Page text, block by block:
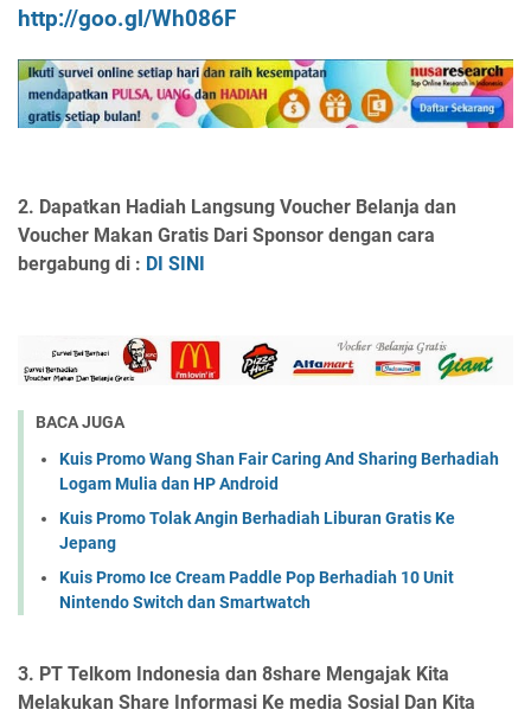
http://goo.gl/Wh086F
2. Dapatkan Hadiah Langsung Voucher Belanja dan
Voucher Makan Gratis Dari Sponsor dengan cara
bergabung di : DI SINI
BACA JUGA
Kuis Promo Wang Shan Fair Caring And Sharing Berhadiah
Logam Mulia dan HP Android
Kuis Promo Tolak Angin Berhadiah Liburan Gratis Ke
Jepang
Kuis Promo Ice Cream Paddle Pop Berhadiah 10 Unit
Nintendo Switch dan Smartwatch
3. PT Telkom Indonesia dan 8share Mengajak Kita
Melakukan Share Informasi Ke media Sosial Dan Kita